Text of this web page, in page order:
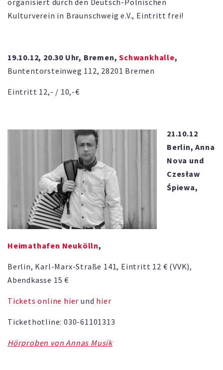
organisiert durch den Deutsch-Polnischen
Kulturverein in Braunschweig e.V., Eintritt frei!
19.10.12, 20.30 Uhr, Bremen,Schwankhalle,
Buntentorsteinweg 112, 28201 Bremen
Eintritt 12,- / 10,-€
21.10.12
Berlin, Anna
Nova und
Czesław
Śpiewa,
Heimathafen Neukölln,
Berlin, Karl-Marx-Straße 141, Eintritt 12 € (VVK),
Abendkasse 15 €
Tickets online hier und hier
Tickethotline: 030-61101313
Hörproben von Annas Musik